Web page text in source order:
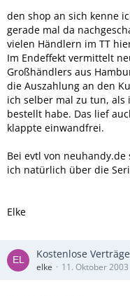
den shop an sich kenne
gerade mal da
vielen Händlern im TT
Im Endeffekt vermittelt
Großhändlers aus
die Auszahlung an den
ich selber mal zu tun, als
bestellt habe. Das lief
klappte einwandfrei.
Bei evtl von
ich natürlich über die
Elke
Kostenlose
elke 11. Oktober 2003